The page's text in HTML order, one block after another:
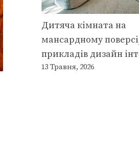
Дитяча кімната на
мансардному
прикладів дизайн
13 Травня, 2026